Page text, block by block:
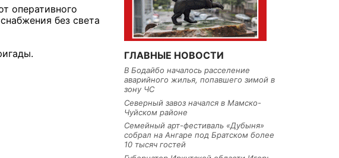
оперативного
без света
ГЛАВНЫЕ НОВОСТИ
В Бодайбо началось расселение
аварийного жилья, попавшего зимой в
зону ЧС
Северный завоз начался в Мамско-
Чуйском районе
Семейный арт-фестиваль «Дубыня»
собрал на Ангаре под Братском более
10 тысяч гостей